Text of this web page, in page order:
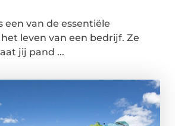
een van de essentiële
leven van een bedrijf. Ze
jij pand ...